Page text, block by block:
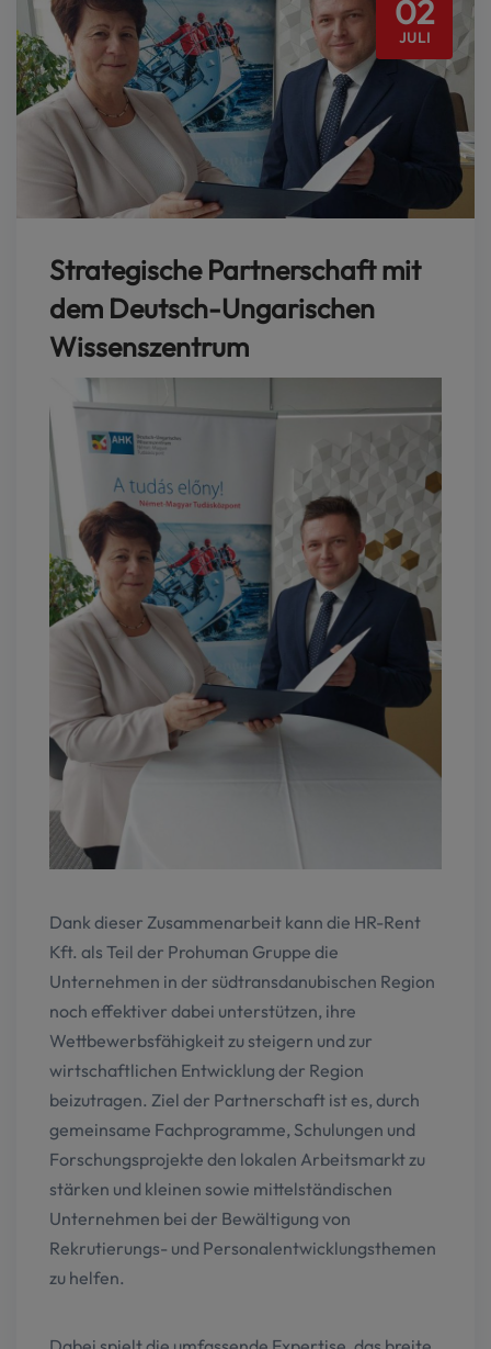
02
JULI
Strategische Partnerschaft mit
dem Deutsch-Ungarischen
Wissenszentrum
Dank dieser Zusammenarbeit kann die HR-Rent
Kft. als Teil der Prohuman Gruppe die
Unternehmen in der südtransdanubischen Region
noch effektiver dabei unterstützen, ihre
Wettbewerbsfähigkeit zu steigern und zur
wirtschaftlichen Entwicklung der Region
beizutragen. Ziel der Partnerschaft ist es, durch
gemeinsame Fachprogramme, Schulungen und
Forschungsprojekte den lokalen Arbeitsmarkt zu
stärken und kleinen sowie mittelständischen
Unternehmen bei der Bewältigung von
Rekrutierungs- und Personalentwicklungsthemen
zu helfen.